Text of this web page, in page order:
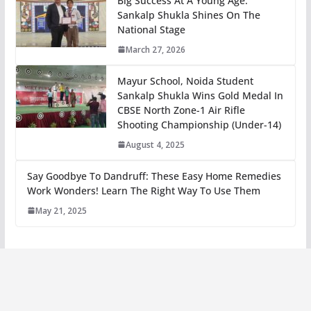
Sankalp Shukla Shines On The
National Stage
March 27, 2026
Mayur School, Noida Student
Sankalp Shukla Wins Gold Medal In
CBSE North Zone-1 Air Rifle
Shooting Championship (Under-14)
August 4, 2025
Say Goodbye To Dandruff: These Easy Home Remedies
Work Wonders! Learn The Right Way To Use Them
May 21, 2025